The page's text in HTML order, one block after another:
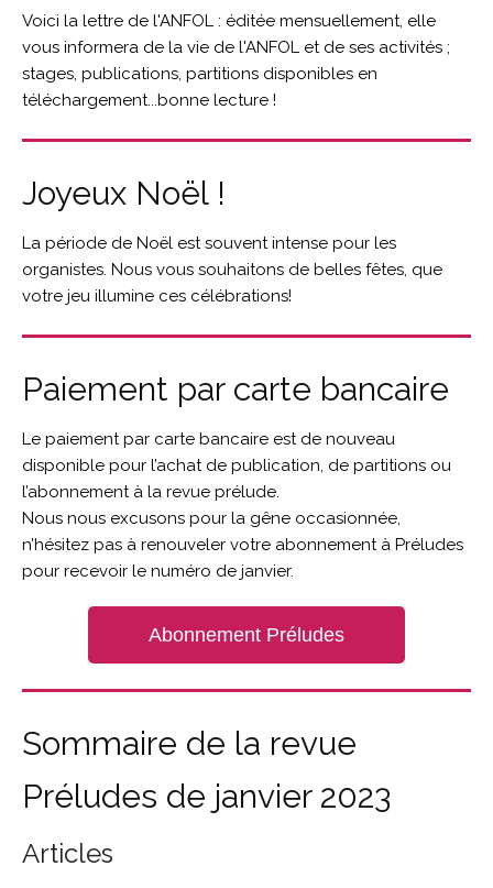
Voici la lettre de l'ANFOL : éditée mensuellement, elle
vous informera de la vie de l'ANFOL et de ses activités ;
stages, publications, partitions disponibles en
téléchargement...bonne lecture !
Joyeux Noël !
La période de Noël est souvent intense pour les
organistes. Nous vous souhaitons de belles fêtes, que
votre jeu illumine ces célébrations!
Paiement par carte bancaire
Le paiement par carte bancaire est de nouveau
disponible pour l’achat de publication, de partitions ou
l’abonnement à la revue prélude.
Nous nous excusons pour la gêne occasionnée,
n’hésitez pas à renouveler votre abonnement à Préludes
pour recevoir le numéro de janvier.
Abonnement Préludes
Sommaire de la revue
Préludes de janvier 2023
Articles